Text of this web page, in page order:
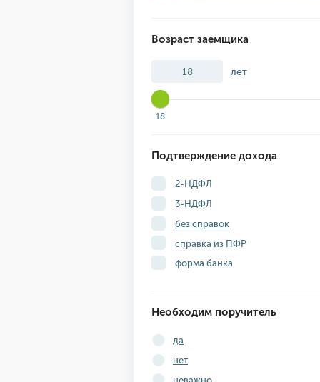
Возраст заемщика
лет
18
Подтверждение дохода
2-НДФЛ
3-НДФЛ
без справок
справка из ПФР
форма банка
Необходим поручитель
да
нет
неважно